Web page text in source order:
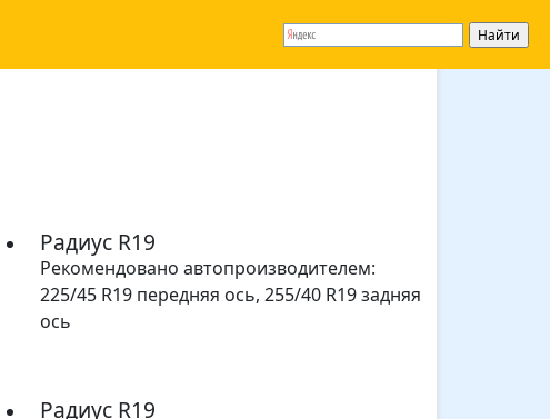
Радиус R19
Рекомендовано автопроизводителем:
225/45 R19 передняя ось, 255/40 R19 задняя
ось
Радиус R19